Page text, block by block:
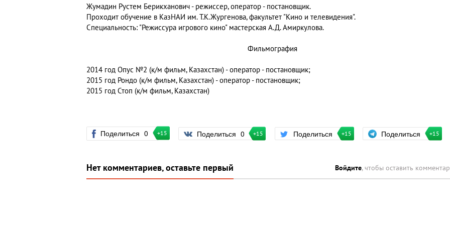
Жумадин Рустем Берикханович- режиссер, оператор - постановщик.
Проходит обучение в КазНАИ им. Т.К.Жургенова, факультет "Кино и телевидения".
Специальность: "Режиссура игрового кино" мастерская А.Д. Амиркулова.
Фильмография
2014 год Опус №2 (к/м фильм, Казахстан) - оператор - постановщик;
2015 год Рондо (к/м фильм, Казахстан) - оператор - постановщик;
2015 год Стоп (к/м фильм, Казахстан)
Поделиться 0 +15 Поделиться 0 +15 Поделиться +15 Поделиться +15
Нет комментариев, оставьте первый Войдите, чтобы оставить